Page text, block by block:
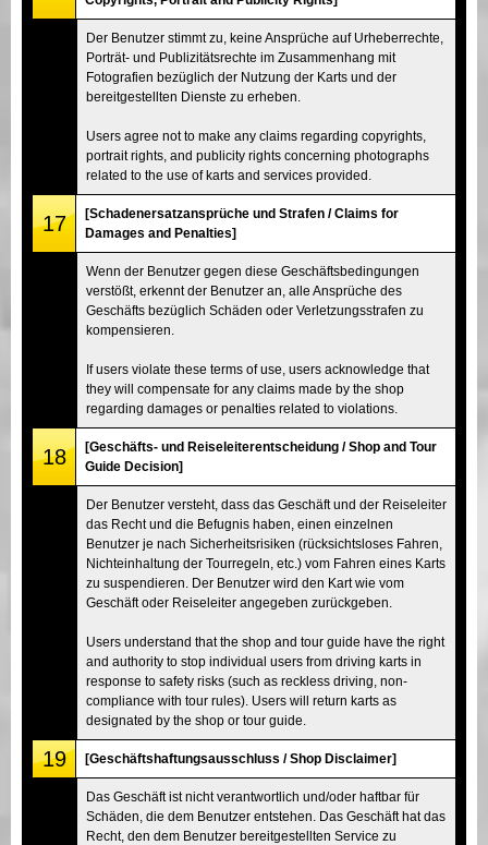
Der Benutzer stimmt zu, keine Ansprüche auf Urheberrechte,
Porträt- und Publizitätsrechte im Zusammenhang mit
Fotografien bezüglich der Nutzung der Karts und der
bereitgestellten Dienste zu erheben.
Users agree not to make any claims regarding copyrights,
portrait rights, and publicity rights concerning photographs
related to the use of karts and services provided.
17
[Schadenersatzansprüche und Strafen / Claims for
Damages and Penalties]
Wenn der Benutzer gegen diese Geschäftsbedingungen
verstößt, erkennt der Benutzer an, alle Ansprüche des
Geschäfts bezüglich Schäden oder Verletzungsstrafen zu
kompensieren.
If users violate these terms of use, users acknowledge that
they will compensate for any claims made by the shop
regarding damages or penalties related to violations.
18
[Geschäfts- und Reiseleiterentscheidung / Shop and Tour
Guide Decision]
Der Benutzer versteht, dass das Geschäft und der Reiseleiter
das Recht und die Befugnis haben, einen einzelnen
Benutzer je nach Sicherheitsrisiken (rücksichtsloses Fahren,
Nichteinhaltung der Tourregeln, etc.) vom Fahren eines Karts
zu suspendieren. Der Benutzer wird den Kart wie vom
Geschäft oder Reiseleiter angegeben zurückgeben.
Users understand that the shop and tour guide have the right
and authority to stop individual users from driving karts in
response to safety risks (such as reckless driving, non-
compliance with tour rules). Users will return karts as
designated by the shop or tour guide.
19 [Geschäftshaftungsausschluss / Shop Disclaimer]
Das Geschäft ist nicht verantwortlich und/oder haftbar für
Schäden, die dem Benutzer entstehen. Das Geschäft hat das
Recht, den dem Benutzer bereitgestellten Service zu